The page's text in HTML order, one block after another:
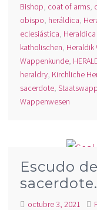
Bishop, coat of arms,
obispo, heráldica,
eclesiástica,
katholischen, Heraldik
Wappenkunde,
heraldry, Kirchliche
sacerdote,
Wappenwesen
Escudo
octubre 3, 2021